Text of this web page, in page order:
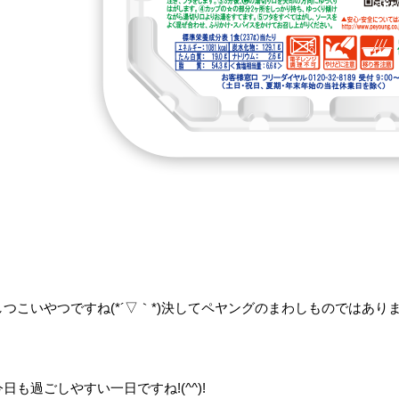
つこいやつですね(*´▽｀*)決してペヤングのまわしものではあり
日も過ごしやすい一日ですね!(^^)!